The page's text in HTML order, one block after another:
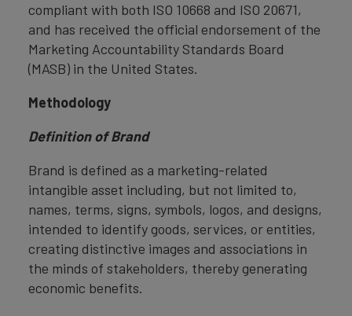
compliant with both ISO 10668 and ISO 20671,
and has received the official endorsement of the
Marketing Accountability Standards Board
(MASB) in the United States.
Methodology
Definition of Brand
Brand is defined as a marketing-related
intangible asset including, but not limited to,
names, terms, signs, symbols, logos, and designs,
intended to identify goods, services, or entities,
creating distinctive images and associations in
the minds of stakeholders, thereby generating
economic benefits.